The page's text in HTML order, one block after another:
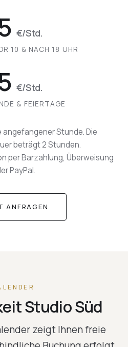
€/Std.
10 & NACH 18 UHR
€/Std.
& FEIERTAGE
Stunde. Die
beträgt 2 Stunden.
per Barzahlung, Überweisung
PayPal.
ANFRAGEN
Studio Süd
zeigt Ihnen freie